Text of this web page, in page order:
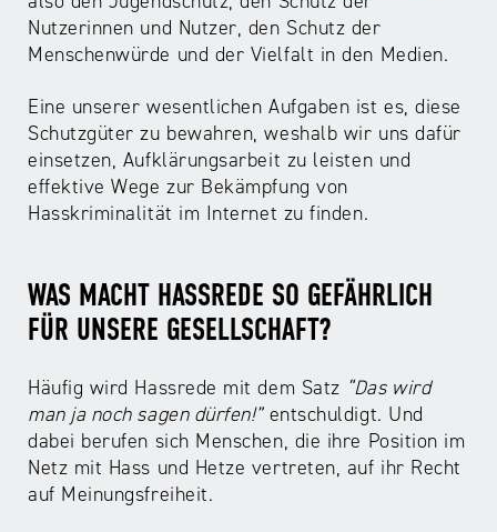
Intermediäre
Europa
in
der
Medienregulierung
Audio
Medienvielfalt
am
Standort
NRW
Growth
Day
Laut-
und-
Klar-
Festival
NRW
Convention
Medienversammlung
#äsch-
Tecks
Juuuport
FLIMMO
Förderungen
Ausschreibungen
Datenschutzaufsicht
Rechtsgrundlagen
Berichte
Die
Medienkommission
Kontakt
&
Anfahrt
Nutzerinnen und Nutzer, den Schutz der
Menschenwürde und der Vielfalt in den Medien.
Eine unserer wesentlichen Aufgaben ist es, diese
Schutzgüter zu bewahren, weshalb wir uns dafür
einsetzen, Aufklärungsarbeit zu leisten und
effektive Wege zur Bekämpfung von
Hasskriminalität im Internet zu finden.
WAS MACHT HASSREDE SO GEFÄHRLICH
FÜR UNSERE GESELLSCHAFT?
Häufig wird Hassrede mit dem Satz “Das wird
man ja noch sagen dürfen!”entschuldigt. Und
dabei berufen sich Menschen, die ihre Position im
Netz mit Hass und Hetze vertreten, auf ihr Recht
auf Meinungsfreiheit.